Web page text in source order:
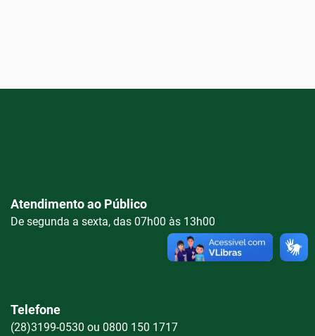
Atendimento ao Público
De segunda a sexta, das 07h00 às 13h00
Telefone
(28)3199-0530 ou 0800 150 1717